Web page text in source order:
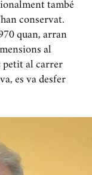
també
conservat.
quan, arran
al
petit al carrer
es va desfer